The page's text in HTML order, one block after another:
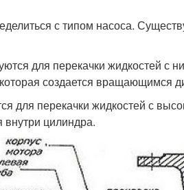
с типом насоса.
для перекачки жидкостей с
создается вращающимся
для перекачки жидкостей с
цилиндра.